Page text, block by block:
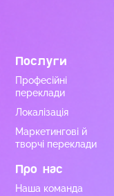
Послуги
Професійні
переклади
Локалізація
Маркетингові й
творчі переклади
Про нас
Наша команда